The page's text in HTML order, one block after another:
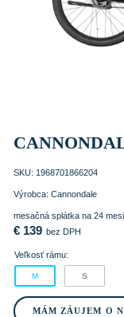
SKU: 1968701866204
Výrobca: Cannondale
mesačná splátka na 24
€139 bez DPH
Veľkosť rámu:
M S
MÁM ZÁUJEM O